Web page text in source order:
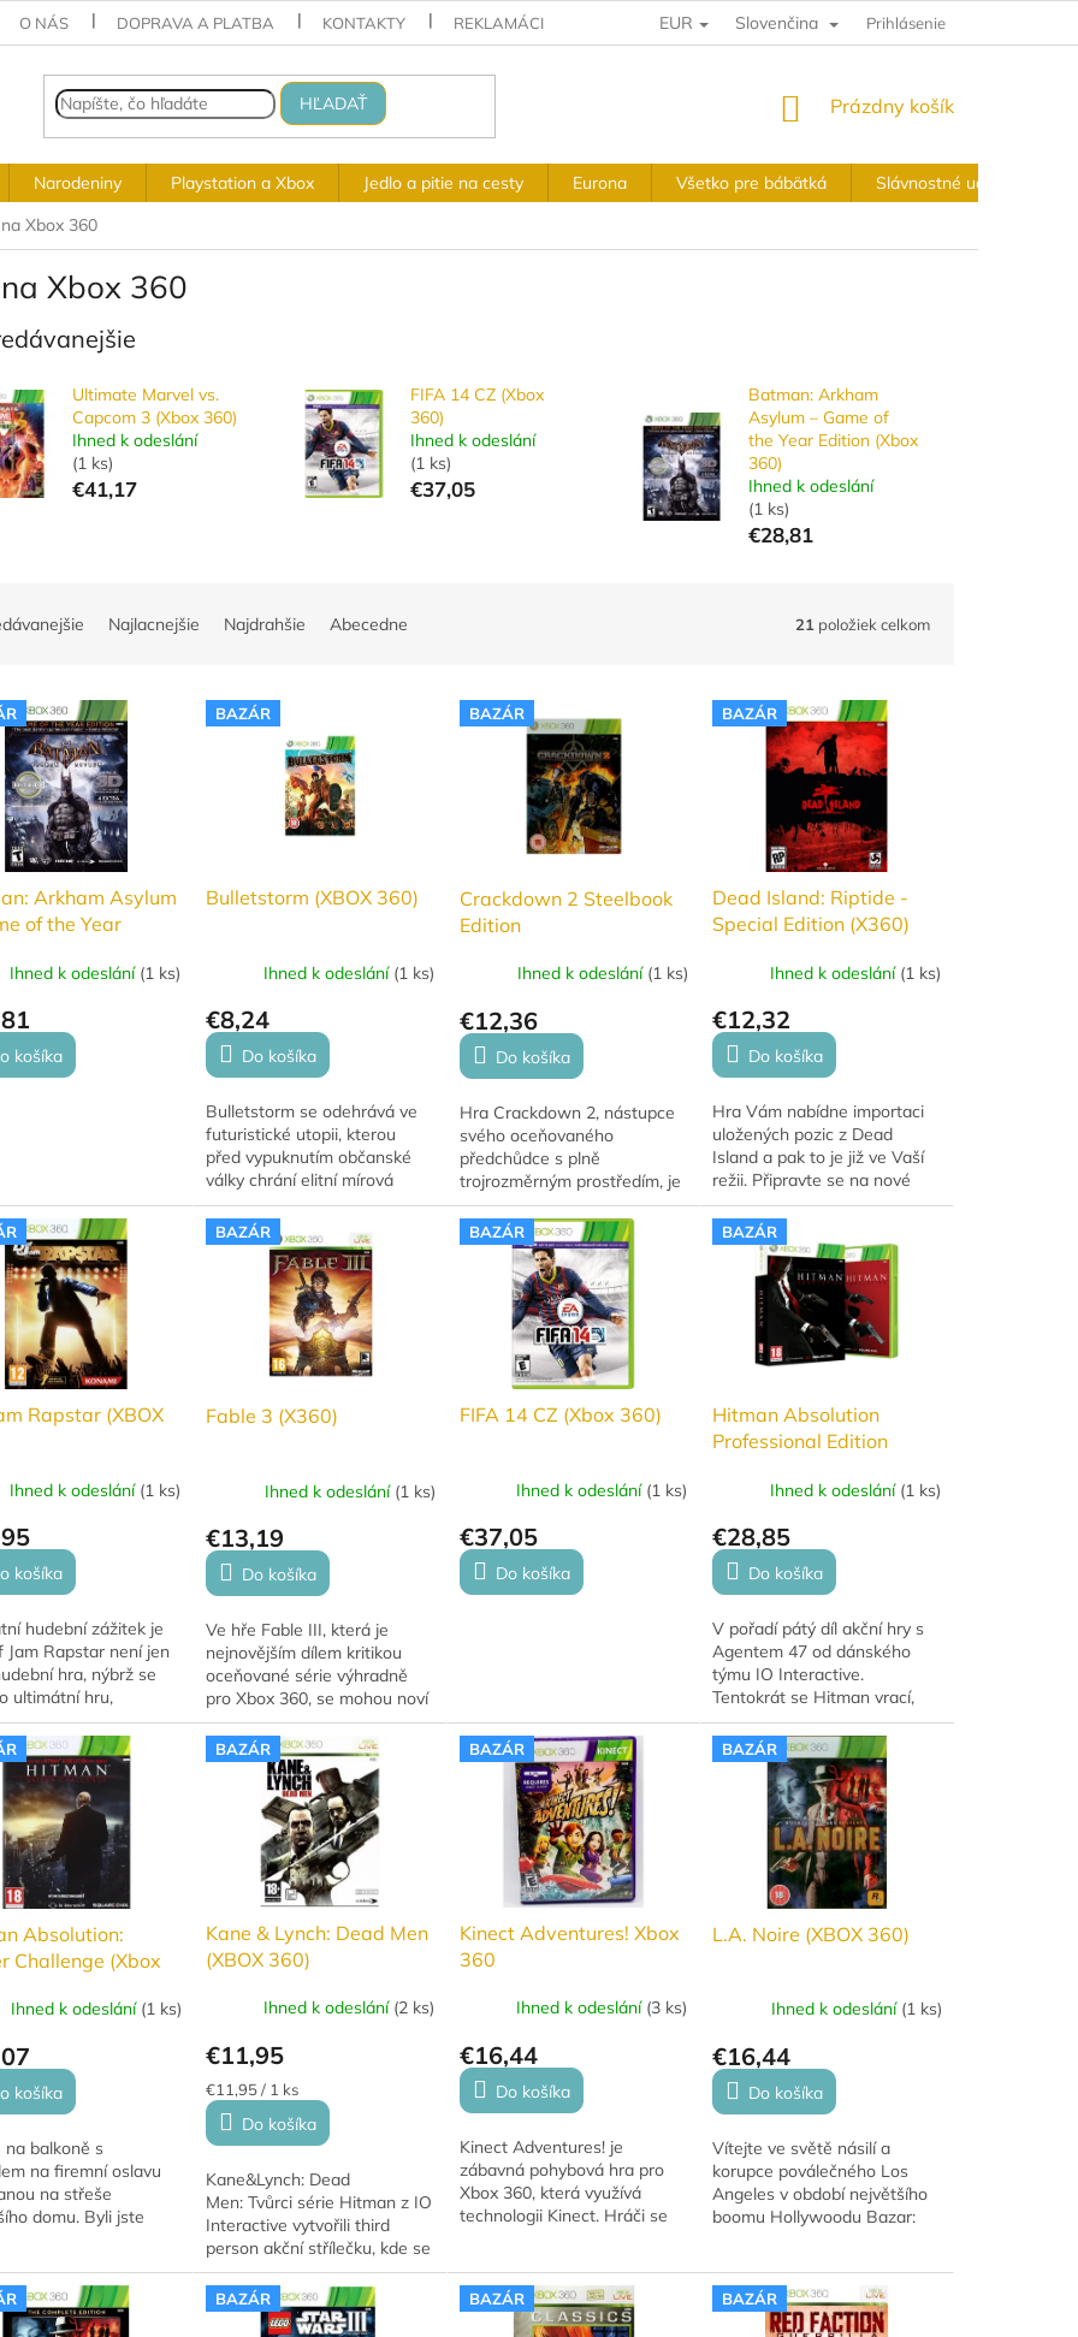
O NÁS DOPRAVA A PLATBA KONTAKTY REKLAMÁCIA A VRÁTENIE VÝKUPNÉ PODMIENKY OBCHODNÉ
EUR Slovenčina Prihlásenie
HĽADAŤ
NÁKUPNÝ
Prázdny košík
Narodeniny Playstation a Xbox Jedlo a pitie na cesty Eurona Všetko pre bábätká Slávnostné udalosti
Xbox 360
Xbox 360
Ultimate Marvel vs.
Capcom 3 (Xbox 360)
Ihned k odeslání
(1 ks)
€41,17
FIFA 14 CZ (Xbox
360)
Ihned k odeslání
(1 ks)
€37,05
Batman: Arkham
Asylum – Game of
the Year Edition (Xbox
360)
Ihned k odeslání
(1 ks)
€28,81
Najlacnejšie Najdrahšie Abecedne 21 položiek celkom
Arkham Asylum
of the Year
Ihned k odeslání (1 ks)
košíka
BAZÁR
Bulletstorm (XBOX 360)
Ihned k odeslání (1 ks)
€8,24
Do košíka
Bulletstorm se odehrává ve
futuristické utopii, kterou
před vypuknutím občanské
války chrání elitní mírová
jednotka Dead Echo. Zradou
ve vlastních řadách se však
dva příslušníci...
BAZÁR
Crackdown 2 Steelbook
Edition
Ihned k odeslání (1 ks)
€12,36
Do košíka
Hra Crackdown 2, nástupce
svého oceňovaného
předchůdce s plně
trojrozměrným prostředím, je
jedinečná akční hra v
otevřeném světě exkluzivně
pro Xbox 360®. Bazar:
Použitá hra.
BAZÁR
Dead Island: Riptide -
Special Edition (X360)
Ihned k odeslání (1 ks)
€12,32
Do košíka
Hra Vám nabídne importaci
uložených pozic z Dead
Island a pak to je již ve Vaší
režii. Připravte se na nové
prostředí, vetší agresivitu při
boji zblízka, nové zbraně,
nové...
Rapstar (XBOX
Ihned k odeslání (1 ks)
košíka
hudební zážitek je
Jam Rapstar není jen
hra, nýbrž se
ultimátní hru,
exkluzivně na Hip
hra ti nabízí
si...
BAZÁR
Fable 3 (X360)
Ihned k odeslání (1 ks)
€13,19
Do košíka
Ve hře Fable III, která je
nejnovějším dílem kritikou
oceňované série výhradně
pro Xbox 360, se mohou noví
i dlouholetí fanoušci vydat na
epické dobrodružství.Bazar:
Použitá hra.
BAZÁR
FIFA 14 CZ (Xbox 360)
Ihned k odeslání (1 ks)
€37,05
Do košíka
BAZÁR
Hitman Absolution
Professional Edition
Ihned k odeslání (1 ks)
€28,85
Do košíka
V pořadí pátý díl akční hry s
Agentem 47 od dánského
týmu IO Interactive.
Tentokrát se Hitman vrací,
aby dokázal, že je tím
nejlepším z nejlepších. Byl
zrazen spolupracovníky....
Absolution:
Challenge (Xbox
Ihned k odeslání (1 ks)
košíka
na balkoně s
na firemní oslavu
na střeše
domu. Byli jste
Stallion...
BAZÁR
Kane & Lynch: Dead Men
(XBOX 360)
Ihned k odeslání (2 ks)
€11,95
Jednotková
cena:
€11,95 / 1 ks
Do košíka
Kane&Lynch: Dead
Men: Tvůrci série Hitman z IO
Interactive vytvořili third
person akční střílečku, kde se
potkáte s pošahaným
žoldákem a léčeným
psychopatem. Přes...
BAZÁR
Kinect Adventures! Xbox
360
Ihned k odeslání (3 ks)
€16,44
Do košíka
Kinect Adventures! je
zábavná pohybová hra pro
Xbox 360, která využívá
technologii Kinect. Hráči se
jejich těla slouží jako...
BAZÁR
L.A. Noire (XBOX 360)
Ihned k odeslání (1 ks)
€16,44
Do košíka
Vítejte ve světě násilí a
korupce poválečného Los
Angeles v období největšího
boomu Hollywoodu Bazar:
BAZÁR BAZÁR BAZÁR